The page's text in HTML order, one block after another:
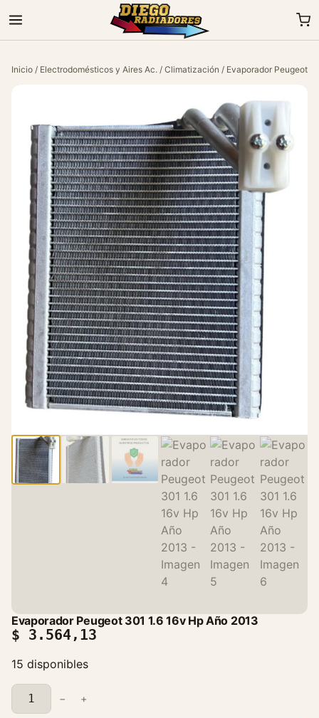
Inicio / Electrodomésticos y Aires Ac. / Climatización / Evaporador Peugeot
Evaporador Peugeot 301 1.6 16v Hp Año 2013
$ 3.564,13
15 disponibles
E
v
− +